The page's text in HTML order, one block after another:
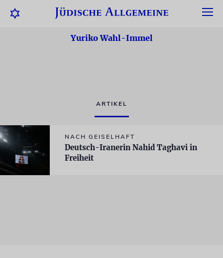
Yuriko Wahl-Immel
ARTIKEL
NACH GEISELHAFT
Deutsch-Iranerin Nahid Taghavi in
Freiheit